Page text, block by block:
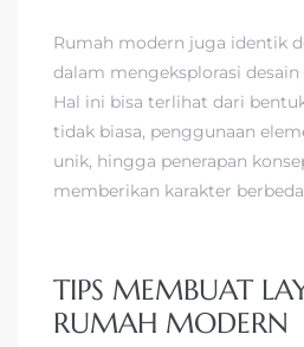
Rumah modern juga identik
dalam mengeksplorasi
Hal ini bisa terlihat dari
tidak biasa, penggunaan
unik, hingga penerapan
memberikan karakter
TIPS MEMBUAT
RUMAH MODERN